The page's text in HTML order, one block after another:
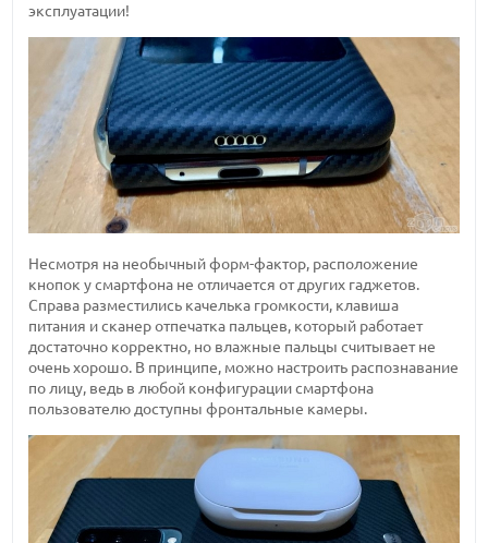
эксплуатации!
Несмотря на необычный форм-фактор, расположение
кнопок у смартфона не отличается от других гаджетов.
Справа разместились качелька громкости, клавиша
питания и сканер отпечатка пальцев, который работает
достаточно корректно, но влажные пальцы считывает не
очень хорошо. В принципе, можно настроить распознавание
по лицу, ведь в любой конфигурации смартфона
пользователю доступны фронтальные камеры.